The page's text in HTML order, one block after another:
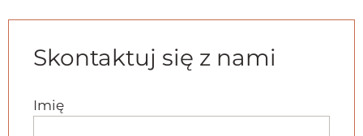
Skontaktuj się z nami
Imię